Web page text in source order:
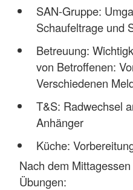
SAN-Gruppe:
Schaufeltrage und
Betreuung:
von Betroffenen:
Verschiedenen
T&S: Radwechsel
Anhänger
Küche:
Nach dem
Übungen: